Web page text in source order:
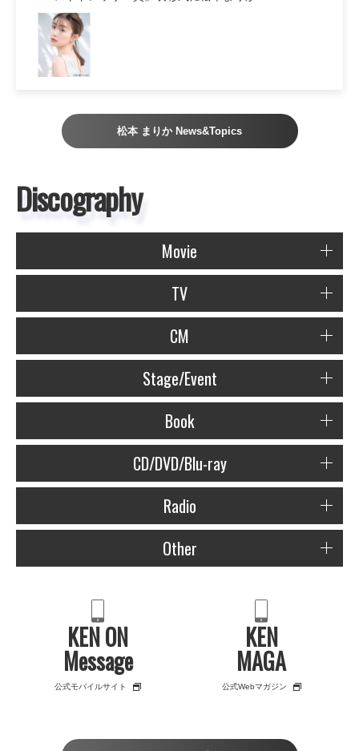
松本 まりか News&Topics
Discography
Movie
TV
CM
Stage/Event
Book
CD/DVD/Blu-ray
Radio
Other
KEN ON
Message
公式モバイルサイト
KEN
MAGA
公式Webマガジン